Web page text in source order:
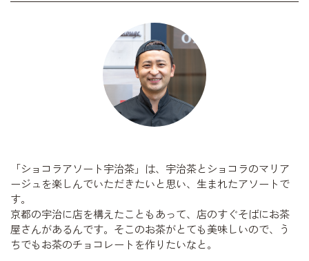
「ショコラアソート宇治茶」は、宇治茶とショコラのマリア
ージュを楽しんでいただきたいと思い、生まれたアソートで
す。
京都の宇治に店を構えたこともあって、店のすぐそばにお茶
屋さんがあるんです。そこのお茶がとても美味しいので、う
ちでもお茶のチョコレートを作りたいなと。